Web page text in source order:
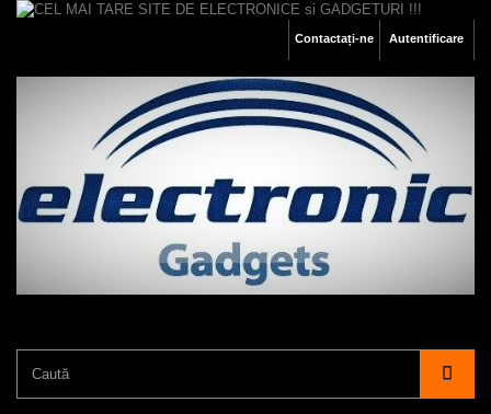
Autentificare
Contactați-ne